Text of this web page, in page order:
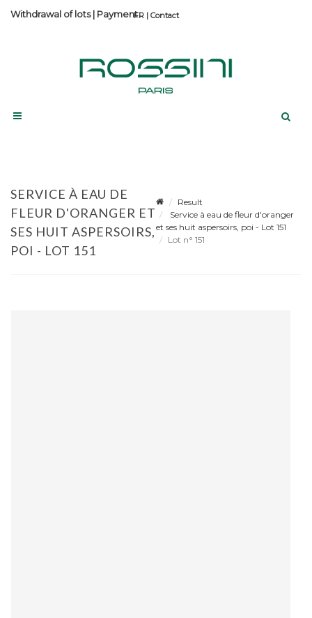
Contact
Withdrawal of lots| Payment
SERVICE À EAU DE
FLEUR D'ORANGER ET
SES HUIT ASPERSOIRS,
POI - LOT 151
Result
Service à eau de fleur d'oranger
et ses huit aspersoirs, poi - Lot 151
Lot n° 151